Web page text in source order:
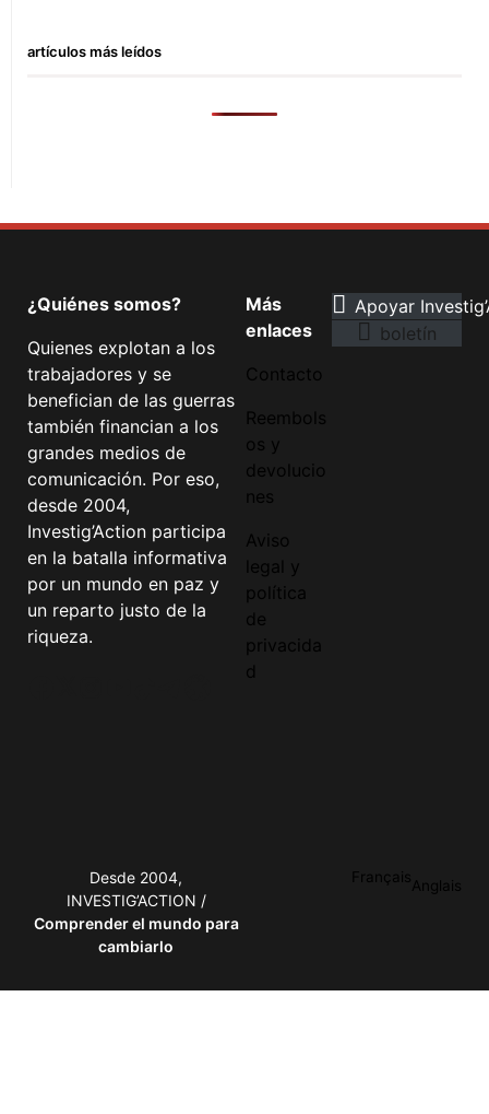
artículos más leídos
¿Quiénes somos?
Quienes explotan a los
trabajadores y se
benefician de las guerras
también financian a los
grandes medios de
comunicación. Por eso,
desde 2004,
Investig’Action participa
en la batalla informativa
por un mundo en paz y
un reparto justo de la
riqueza.
Más
enlaces
Contacto
Reembols
os y
devolucio
nes
Aviso
legal y
política
de
privacida
d
Apoyar
boletín
Desde 2004,
INVESTIG’ACTION /
Comprender el mundo para
cambiarlo
FrançaisAnglais